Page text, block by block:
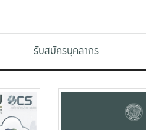
รับสมัครบุคลากร